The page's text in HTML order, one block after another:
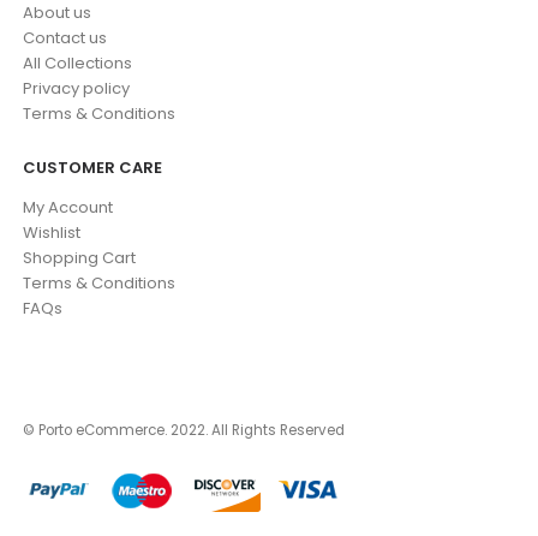
About us
Contact us
All Collections
Privacy policy
Terms & Conditions
CUSTOMER CARE
My Account
Wishlist
Shopping Cart
Terms & Conditions
FAQs
© Porto eCommerce. 2022. All Rights Reserved